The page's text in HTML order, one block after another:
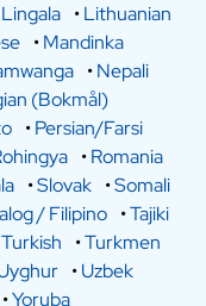
Lingala •Lithuanian
•Mandinka
•Nepali
(Bokmål)
•Persian/Farsi
•Romania
•Slovak •Somali
/ Filipino •Tajiki
Turkish •Turkmen
•Uzbek
•Yoruba